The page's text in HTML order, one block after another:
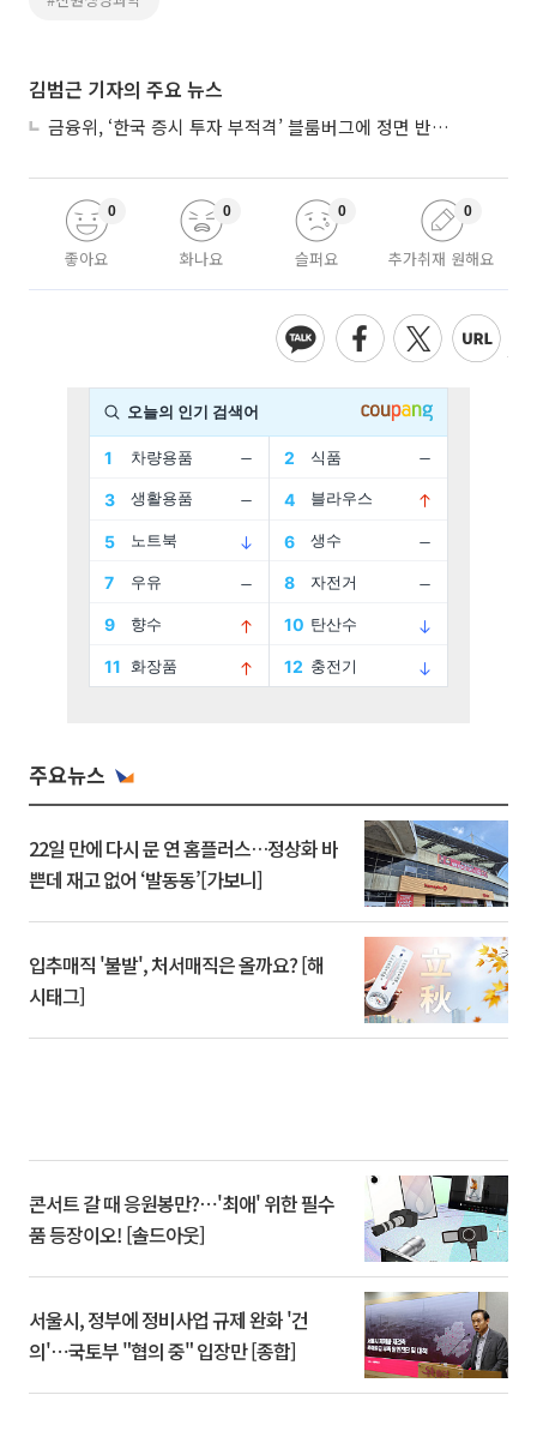
김범근 기자의 주요 뉴스
금융위, ‘한국 증시 투자 부적격’ 블룸버그에 정면 반박…“근거 불분명”
좋아요
0
화나요
0
슬퍼요
0
추가취재 원해요
0
주요뉴스
22일 만에 다시 문 연 홈플러스…정상화 바
쁜데 재고 없어 ‘발동동’[가보니]
입추매직 '불발', 처서매직은 올까요? [해
시태그]
콘서트 갈 때 응원봉만?⋯'최애' 위한 필수
품 등장이오! [솔드아웃]
서울시, 정부에 정비사업 규제 완화 '건
의'⋯국토부 "협의 중" 입장만 [종합]